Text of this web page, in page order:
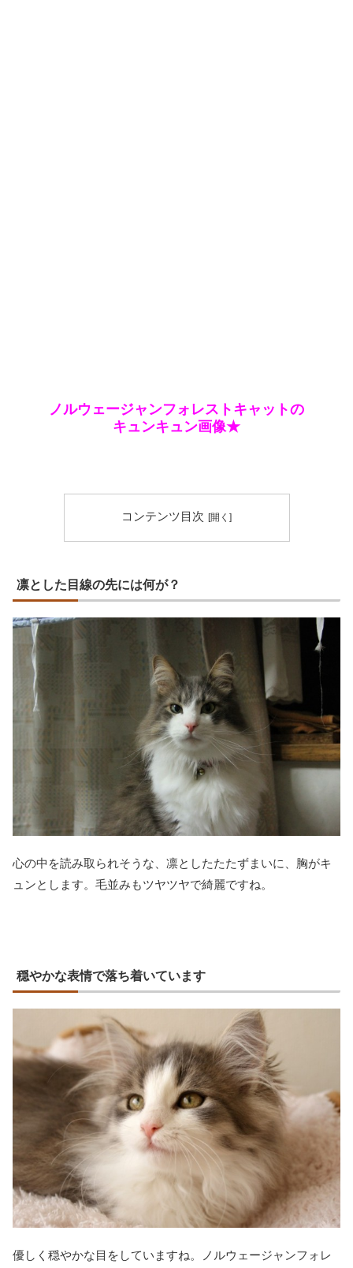
ノルウェージャンフォレストキャットの
キュンキュン画像★
コンテンツ目次
凛とした目線の先には何が？
心の中を読み取られそうな、凛としたたたずまいに、胸がキ
ュンとします。毛並みもツヤツヤで綺麗ですね。
穏やかな表情で落ち着いています
優しく穏やかな目をしていますね。ノルウェージャンフォレ